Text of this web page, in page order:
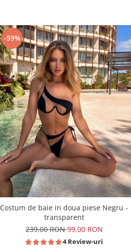
-59%
Costum de baie in doua piese Negru -
transparent
239,00 RON99,00 RON
4 Review-uri